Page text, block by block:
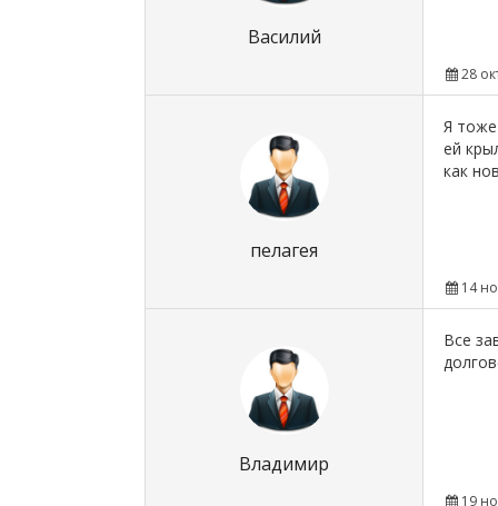
Василий
28
пелагея
Я
ей
как
14
Владимир
Все
19